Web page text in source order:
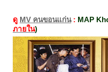
ดู MV คนขอนแก่น: MAP
ภายใน)